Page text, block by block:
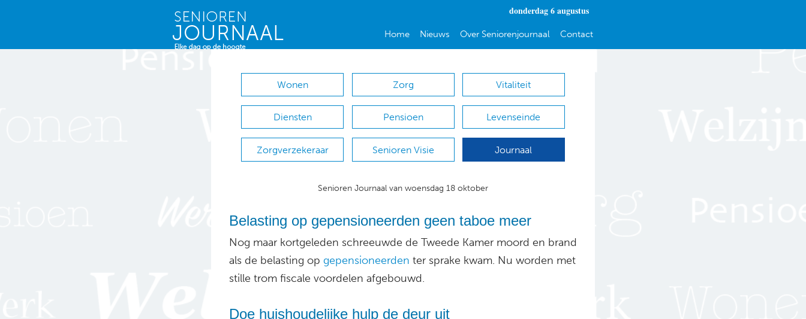
donderdag 6 augustus
Home Nieuws Over Seniorenjournaal Contact
Wonen Zorg Vitaliteit
Diensten Pensioen Levenseinde
Zorgverzekeraar Senioren Visie Journaal
Senioren Journaal van woensdag 18 oktober
Belasting op gepensioneerden geen taboe meer
Nog maar kortgeleden schreeuwde de Tweede Kamer moord en brand
als de belasting op gepensioneerden ter sprake kwam. Nu worden met
stille trom fiscale voordelen afgebouwd.
Doe huishoudelijke hulp de deur uit